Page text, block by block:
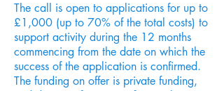
The call is open to applications for up to
£1,000 (up to 70% of the total costs) to
support activity during the 12 months
commencing from the date on which the
success of the application is confirmed.
The funding on offer is private funding,